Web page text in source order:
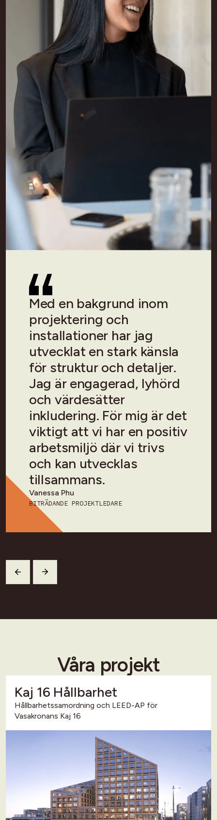
Med en bakgrund inom
projektering och
installationer har jag
utvecklat en stark känsla
för struktur och detaljer.
Jag är engagerad, lyhörd
och värdesätter
inkludering. För mig är det
viktigt att vi har en positiv
arbetsmiljö där vi trivs
och kan utvecklas
tillsammans.
Vanessa Phu
BITRÄDANDE PROJEKTLEDARE
Våra projekt
Kaj 16 Hållbarhet
Hållbarhetssamordning och LEED-AP för
Vasakronans Kaj 16